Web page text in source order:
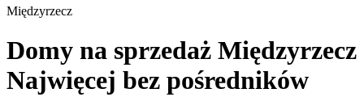
Międzyrzecz
Domy na sprzedaż Międzyrzecz
Najwięcej bez pośredników